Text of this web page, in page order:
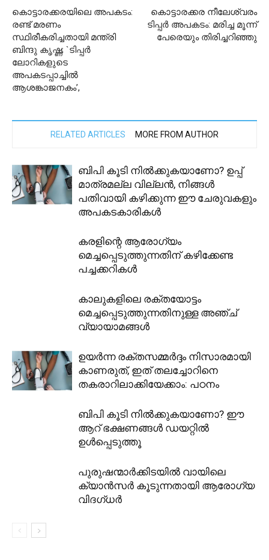
കൊട്ടാരക്കരയിലെ അപകടം:
രണ്ട് മരണം
സ്ഥിരീകരിച്ചതായി മന്ത്രി
ബിന്ദു കൃഷ്ണ; `ടിപ്പർ
ലോറികളുടെ
അപകടപ്പാച്ചിൽ
ആശങ്കാജനകം’,
കൊട്ടാരക്കര നീലേശ്വരം
ടിപ്പർ അപകടം: മരിച്ച മൂന്ന്
പേരെയും തിരിച്ചറിഞ്ഞു
RELATED ARTICLES MORE FROM AUTHOR
ബിപി കൂടി നിൽക്കുകയാണോ? ഉപ്പ്
മാത്രമല്ല വില്ലൻ, നിങ്ങൾ
പതിവായി കഴിക്കുന്ന ഈ ചേരുവകളും
അപകടകാരികൾ
കരളിന്റെ ആരോഗ്യം
മെച്ചപ്പെടുത്തുന്നതിന് കഴിക്കേണ്ട
പച്ചക്കറികൾ
കാലുകളിലെ രക്തയോട്ടം
മെച്ചപ്പെടുത്തുന്നതിനുള്ള അഞ്ച്
വ്യായാമങ്ങൾ
ഉയർന്ന രക്തസമ്മർദ്ദം നിസാരമായി
കാണരുത്, ഇത് തലച്ചോറിനെ
തകരാറിലാക്കിയേക്കാം: പഠനം
ബിപി കൂടി നിൽക്കുകയാണോ? ഈ
ആറ് ഭക്ഷണങ്ങൾ ഡയറ്റിൽ
ഉൾപ്പെടുത്തൂ
പുരുഷന്മാർക്കിടയിൽ വായിലെ
ക്യാൻസർ കൂടുന്നതായി ആരോ​ഗ്യ
വിദ​ഗ്ധർ